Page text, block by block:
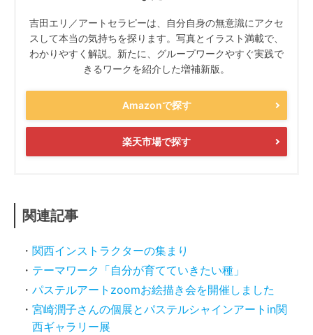
吉田エリ／アートセラピーは、自分自身の無意識にアクセ
スして本当の気持ちを探ります。写真とイラスト満載で、
わかりやすく解説。新たに、グループワークやすぐ実践で
きるワークを紹介した増補新版。
Amazonで探す
楽天市場で探す
関連記事
関西インストラクターの集まり
テーマワーク「自分が育てていきたい種」
パステルアートzoomお絵描き会を開催しました
宮崎潤子さんの個展とパステルシャインアートin関
西ギャラリー展